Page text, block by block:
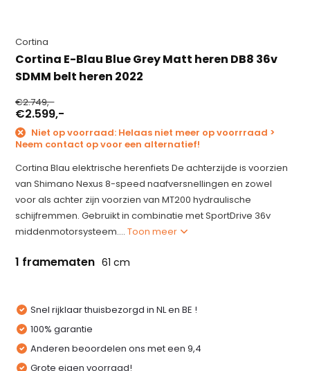
Cortina
Cortina E-Blau Blue Grey Matt heren DB8 36v
SDMM belt heren 2022
€2.749,-
€2.599,-
Niet op voorraad: Helaas niet meer op voorrraad >
Neem contact op voor een alternatief!
Cortina Blau elektrische herenfiets De achterzijde is voorzien
van Shimano Nexus 8-speed naafversnellingen en zowel
voor als achter zijn voorzien van MT200 hydraulische
schijfremmen. Gebruikt in combinatie met SportDrive 36v
middenmotorsysteem....Toon meer
1 framematen 61 cm
Snel rijklaar thuisbezorgd in NL en BE !
100% garantie
Anderen beoordelen ons met een 9,4
Grote eigen voorraad!